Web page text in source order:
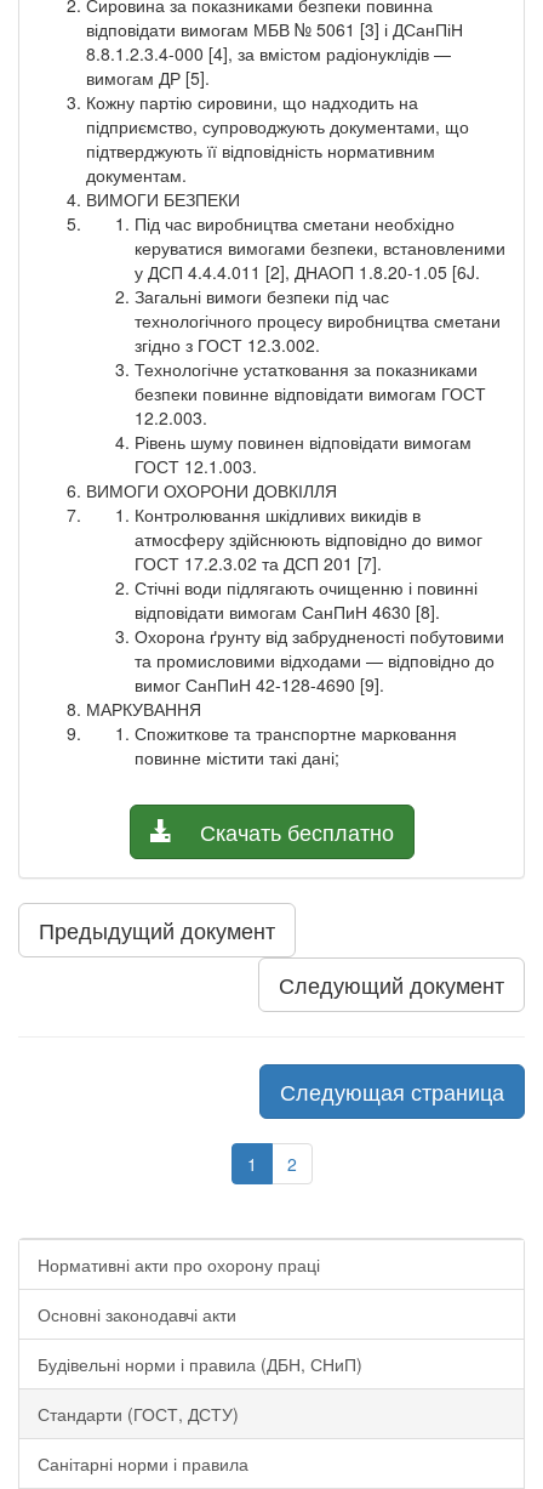
відповідати вимогам МБВ № 5061 [3] і ДСанПіН
8.8.1.2.3.4-000 [4], за вмістом радіонуклідів —
вимогам ДР [5].
Кожну партію сировини, що надходить на
підприємство, супроводжують документами, що
підтверджують її відповідність нормативним
документам.
ВИМОГИ БЕЗПЕКИ
Під час виробництва сметани необхідно
керуватися вимогами безпеки, встановленими
у ДСП 4.4.4.011 [2], ДНАОП 1.8.20-1.05 [6J.
Загальні вимоги безпеки під час
технологічного процесу виробництва сметани
згідно з ГОСТ 12.3.002.
Технологічне устатковання за показниками
безпеки повинне відповідати вимогам ГОСТ
12.2.003.
Рівень шуму повинен відповідати вимогам
ГОСТ 12.1.003.
ВИМОГИ ОХОРОНИ ДОВКІЛЛЯ
Контролювання шкідливих викидів в
атмосферу здійснюють відповідно до вимог
ГОСТ 17.2.3.02 та ДСП 201 [7].
Стічні води підлягають очищенню і повинні
відповідати вимогам СанПиН 4630 [8].
Охорона ґрунту від забрудненості побутовими
та промисловими відходами — відповідно до
вимог СанПиН 42-128-4690 [9].
МАРКУВАННЯ
Спожиткове та транспортне марковання
повинне містити такі дані;
Скачать бесплатно
Предыдущий документ
Следующий документ
Следующая страница
1 2
Нормативні акти про охорону праці
Основні законодавчі акти
Будівельні норми і правила (ДБН, СНиП)
Стандарти (ГОСТ, ДСТУ)
Санітарні норми і правила